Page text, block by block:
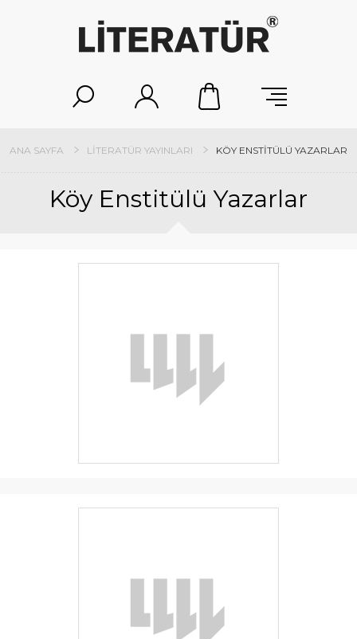
ANA SAYFA LITERATÜR YAYINLARI KÖY ENSTITÜLÜ YAZARLAR
Köy Enstitülü Yazarlar